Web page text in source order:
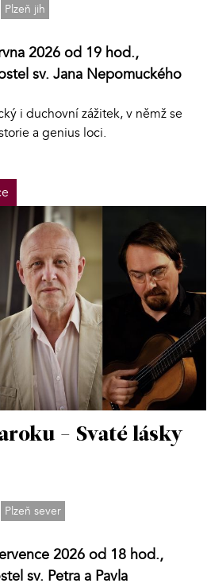
Plzeň jih
2026 od 19 hod.,
sv. Jana Nepomuckého
i duchovní zážitek, v němž se
a genius loci.
- Svaté lásky
Plzeň sever
2026 od 18 hod.,
sv. Petra a Pavla